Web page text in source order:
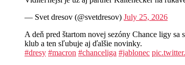
— Svet dresov (@svetdresov) July 25, 2026
A deň pred štartom novej sezóny Chance ligy
klub a ten sľubuje aj ďalšie novinky.
#dresy #macron #chanceliga #jablonec